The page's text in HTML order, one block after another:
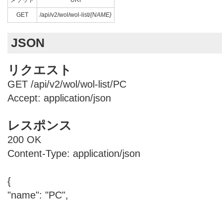
GET /api/v2/wol/wol-list/{NAME}
JSON
リクエスト
GET /api/v2/wol/wol-list/PC
Accept: application/json
レスポンス
200 OK
Content-Type: application/json
{
"name": "PC",